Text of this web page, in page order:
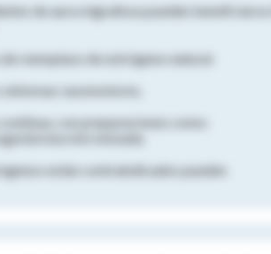
de aura migrañosa pueden beneficiarse
reemplazo de estrógeno natural.
vasomotores.
con preparaciones como:
están contraindicados pueden